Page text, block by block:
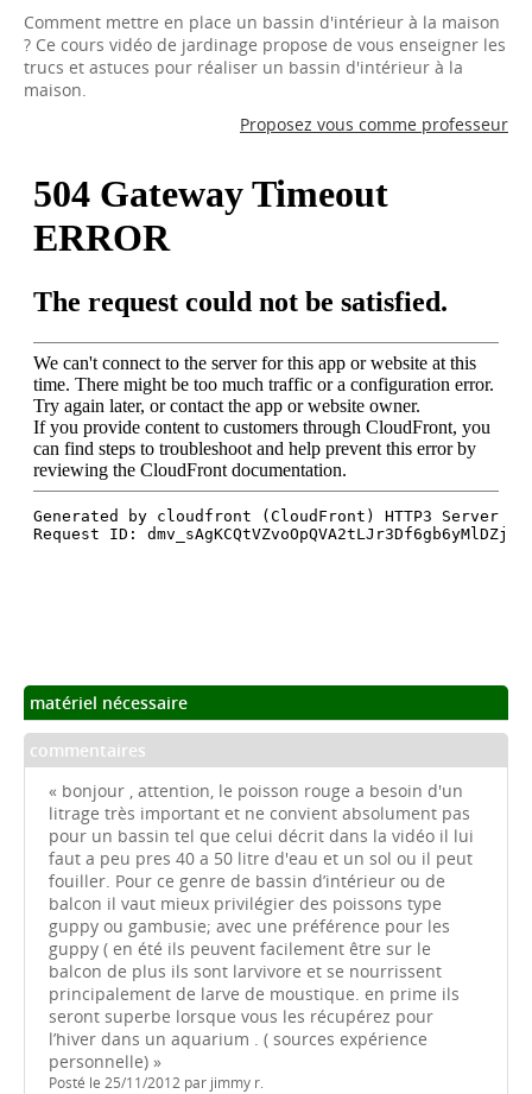
Comment mettre en place un bassin d'intérieur à la maison
? Ce cours vidéo de jardinage propose de vous enseigner les
trucs et astuces pour réaliser un bassin d'intérieur à la
maison.
Proposez vous comme professeur
matériel nécessaire
commentaires
« bonjour , attention, le poisson rouge a besoin d'un
litrage très important et ne convient absolument pas
pour un bassin tel que celui décrit dans la vidéo il lui
faut a peu pres 40 a 50 litre d'eau et un sol ou il peut
fouiller. Pour ce genre de bassin d’intérieur ou de
balcon il vaut mieux privilégier des poissons type
guppy ou gambusie; avec une préférence pour les
guppy ( en été ils peuvent facilement être sur le
balcon de plus ils sont larvivore et se nourrissent
principalement de larve de moustique. en prime ils
seront superbe lorsque vous les récupérez pour
l’hiver dans un aquarium . ( sources expérience
personnelle) »
Posté le 25/11/2012 par jimmy r.